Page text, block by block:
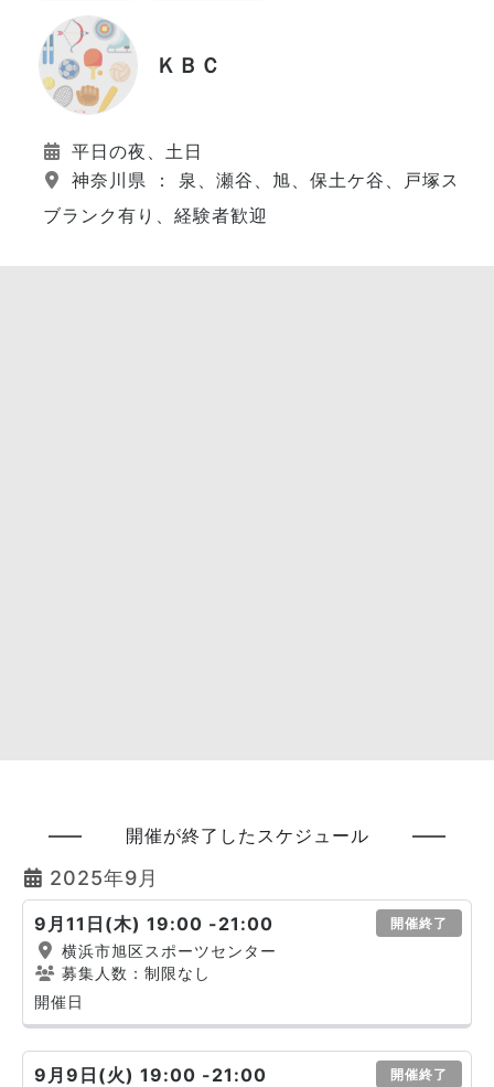
ＫＢＣ
平日の夜、土日
神奈川県 ： 泉、瀬谷、旭、保土ケ谷、戸塚スポ
ブランク有り、経験者歓迎
開催が終了したスケジュール
2025年9月
9月11日(木) 19:00 -21:00 開催終了
横浜市旭区スポーツセンター
募集人数：制限なし
開催日
9月9日(火) 19:00 -21:00 開催終了